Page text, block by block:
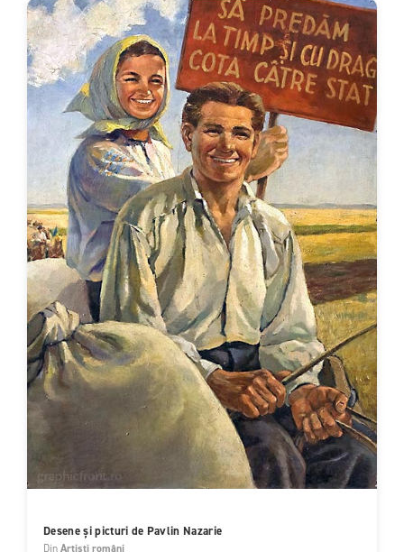
Desene și picturi de Pavlin Nazarie
DinArtiști români